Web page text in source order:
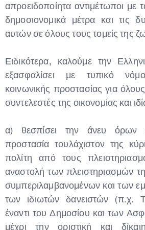
απροειδοποίητα αντιμέτωποι με
δημοσιονομικά μέτρα και τις
αυτών σε όλους τους τομείς της
Ειδικότερα, καλούμε την
εξασφαλίσει με τυπικό
κοινωνικής προστασίας για
συντελεστές της οικονομίας και
α) θεσπίσει την άνευ όρων
προστασία τουλάχιστον της
πολίτη από τους
αναστολή των πλειστηριασμών
συμπεριλαμβανομένων και των
των ιδιωτών δανειστών (π.χ.
έναντι του Δημοσίου και των
μέχρι την οριστική και